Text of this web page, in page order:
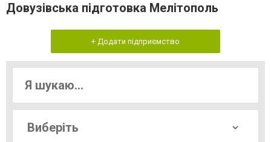
Довузівська підготовка Мелітополь
+ Додати підприємство